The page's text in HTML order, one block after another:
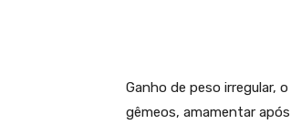
Ganho de peso irregular,
gêmeos, amamentar